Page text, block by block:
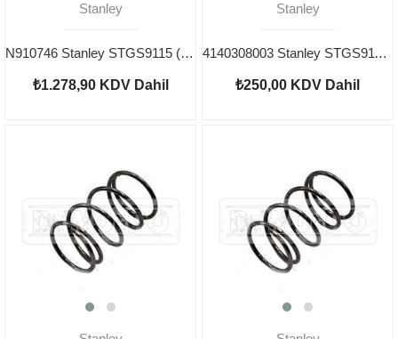
Stanley
N910746 Stanley STGS9115 (Type 3) Endüvi
₺1.278,90 KDV Dahil
Stanley
4140308003 Stanley STGS9115 Yay
₺250,00 KDV Dahil